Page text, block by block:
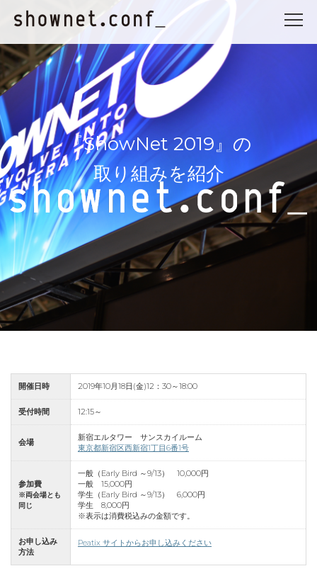
『ShowNet 2019』の
取り組みを紹介
開催日時 2019年10月18日(金)12：30～18:00
受付時間 12:15～
会場
新宿エルタワー サンスカイルーム
東京都新宿区西新宿1丁目6番1号
参加費
※両会場とも
同じ
一般（Early Bird ～9/13） 10,000円
一般 15,000円
学生（Early Bird ～9/13） 6,000円
学生 8,000円
※表示は消費税込みの金額です。
お申し込み
方法
Peatix サイトからお申し込みください